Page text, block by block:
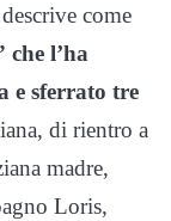
come
l’ha
e sferrato tre
di rientro a
madre,
Loris,